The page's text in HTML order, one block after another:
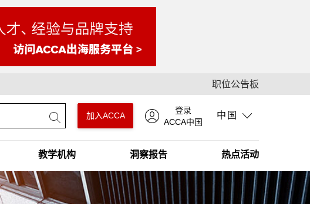
职位公告板
中国
登录
ACCA中国
加入ACCA
教学机构 洞察报告 热点活动